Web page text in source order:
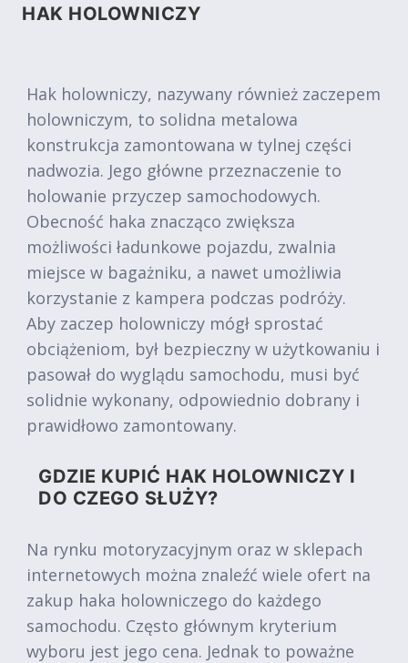
HAK HOLOWNICZY
Hak holowniczy, nazywany również zaczepem
holowniczym, to solidna metalowa
konstrukcja zamontowana w tylnej części
nadwozia. Jego główne przeznaczenie to
holowanie przyczep samochodowych.
Obecność haka znacząco zwiększa
możliwości ładunkowe pojazdu, zwalnia
miejsce w bagażniku, a nawet umożliwia
korzystanie z kampera podczas podróży.
Aby zaczep holowniczy mógł sprostać
obciążeniom, był bezpieczny w użytkowaniu i
pasował do wyglądu samochodu, musi być
solidnie wykonany, odpowiednio dobrany i
prawidłowo zamontowany.
GDZIE KUPIĆ HAK HOLOWNICZY I
DO CZEGO SŁUŻY?
Na rynku motoryzacyjnym oraz w sklepach
internetowych można znaleźć wiele ofert na
zakup haka holowniczego do każdego
samochodu. Często głównym kryterium
wyboru jest jego cena. Jednak to poważne